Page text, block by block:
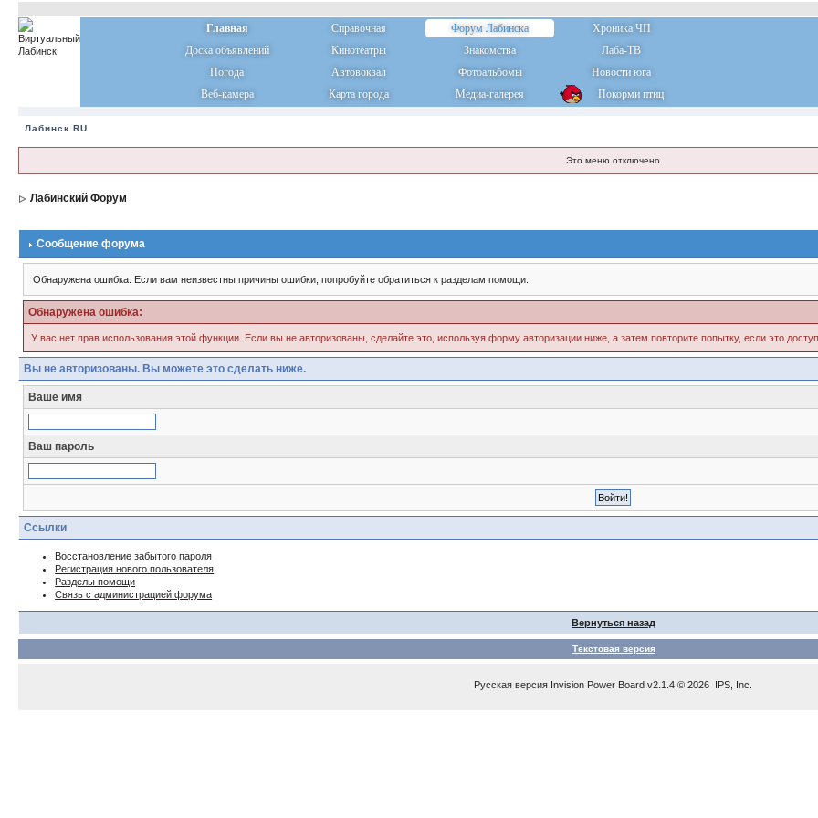
Главная Справочная Форум Лабинска
Хроника ЧП
Доска объявлений
Кинотеатры Знакомства
Лаба-ТВ
Погода
Автовокзал Фотоальбомы
Новости юга
Веб-камера
Карта города Медиа-галерея Покорми птиц
Лабинск.RU
Это меню отключено
Лабинский Форум
Сообщение форума
Обнаружена ошибка. Если вам неизвестны причины ошибки, попробуйте обратиться к разделам помощи.
Обнаружена ошибка:
У вас нет прав использования этой функции. Если вы не авторизованы, сделайте это, используя форму авторизации ниже, а затем повторите попытку, если это
Вы не авторизованы. Вы можете это сделать ниже.
Ваше имя
Ваш пароль
Ссылки
Восстановление забытого пароля
Регистрация нового пользователя
Разделы помощи
Связь с администрацией форума
Вернуться назад
Текстовая версия
Русская версия Invision Power Board v2.1.4 © 2026 IPS, Inc.